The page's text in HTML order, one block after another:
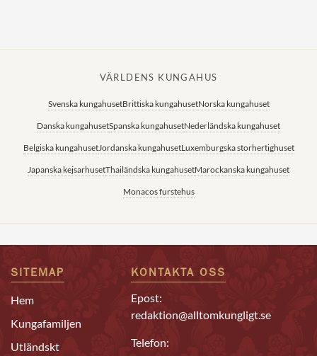
VÄRLDENS KUNGAHUS
Svenska kungahusetBrittiska kungahusetNorska kungahuset
Danska kungahusetSpanska kungahusetNederländska kungahuset
Belgiska kungahusetJordanska kungahusetLuxemburgska storhertighuset
Japanska kejsarhusetThailändska kungahusetMarockanska kungahuset
Monacos furstehus
SITEMAP
Hem
Kungafamiljen
Utländskt
KONTAKTA OSS
Epost:
redaktion@alltomkungligt.se
Telefon: